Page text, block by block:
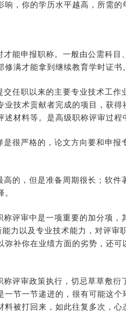
，你的学历水平越高，所需的
能申报职称。一般由公需科目
满才能拿到继续教育学时证书。
任职以来的主要专业技术工作
技术贡献者完成的项目，获得
材料等。是高级职称评审过程
是很严格的，论文方向要和申报
高的，但是准备周期很长；软件
称评审中是一项重要的加分项，
力以及专业技术能力，对评审
补你在业绩方面的劣势，还可
评审政策执行，切忌草草敷衍
节一节递进的，很有可能这个
被打回来，如此往复多次，心
2026-06-
2026-01-